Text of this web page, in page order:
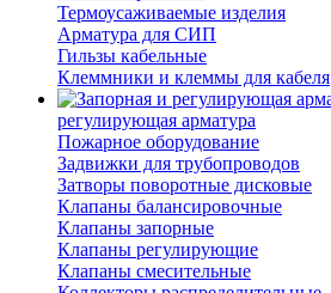
Термоусаживаемые изделия
Арматура для СИП
Гильзы кабельные
Клеммники и клеммы для кабеля
регулирующая арматура
Пожарное оборудование
Задвижки для трубопроводов
Затворы поворотные дисковые
Клапаны балансировочные
Клапаны запорные
Клапаны регулирующие
Клапаны смесительные